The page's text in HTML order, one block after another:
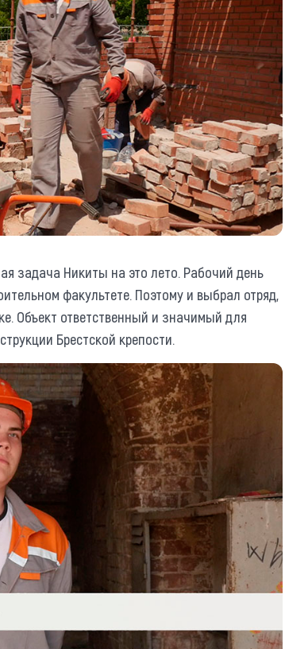
задача Никиты на это лето. Рабочий день
факультете. Поэтому и выбрал отряд,
Объект ответственный и значимый для
Брестской крепости.